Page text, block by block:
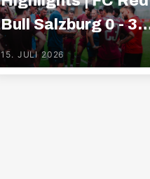
Bull Salzburg 0 - 3
Gamba Osaka
15. JULI 2026